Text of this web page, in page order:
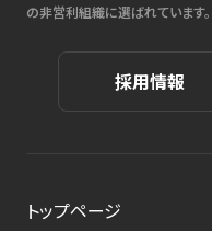
の非営利組織に選ばれています。
採用情報
トップページ